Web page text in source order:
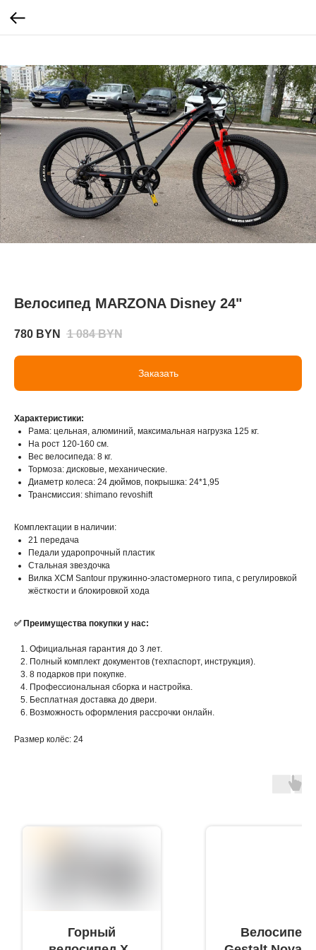
Велосипед MARZONA Disney 24"
780 BYN 1 084 BYN
Заказать
Характеристики:
Рама: цельная, алюминий, максимальная нагрузка 125 кг.
На рост 120-160 см.
Вес велосипеда: 8 кг.
Тормоза: дисковые, механические.
Диаметр колеса: 24 дюймов, покрышка: 24*1,95
Трансмиссия: shimano revoshift
Комплектации в наличии:
21 передача
Педали ударопрочный пластик
Стальная звездочка
Вилка XCM Santour пружинно-эластомерного типа, с регулировкой
жёсткости и блокировкой хода
✅ Преимущества покупки у нас:
Официальная гарантия до 3 лет.
Полный комплект документов (техпаспорт, инструкция).
8 подарков при покупке.
Профессиональная сборка и настройка.
Бесплатная доставка до двери.
Возможность оформления рассрочки онлайн.
Размер колёс: 24
Горный
Велосипед